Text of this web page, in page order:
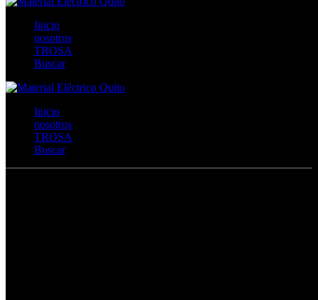
Inicio
nosotros
TROSA
Buscar
Inicio
nosotros
TROSA
Buscar